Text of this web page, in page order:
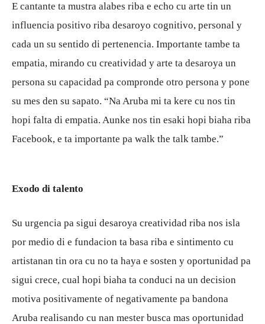
E cantante ta mustra alabes riba e echo cu arte tin un
influencia positivo riba desaroyo cognitivo, personal y
cada un su sentido di pertenencia. Importante tambe ta
empatia, mirando cu creatividad y arte ta desaroya un
persona su capacidad pa compronde otro persona y pone
su mes den su sapato. “Na Aruba mi ta kere cu nos tin
hopi falta di empatia. Aunke nos tin esaki hopi biaha riba
Facebook, e ta importante pa walk the talk tambe.”
Exodo di talento
Su urgencia pa sigui desaroya creatividad riba nos isla
por medio di e fundacion ta basa riba e sintimento cu
artistanan tin ora cu no ta haya e sosten y oportunidad pa
sigui crece, cual hopi biaha ta conduci na un decision
motiva positivamente of negativamente pa bandona
Aruba realisando cu nan mester busca mas oportunidad